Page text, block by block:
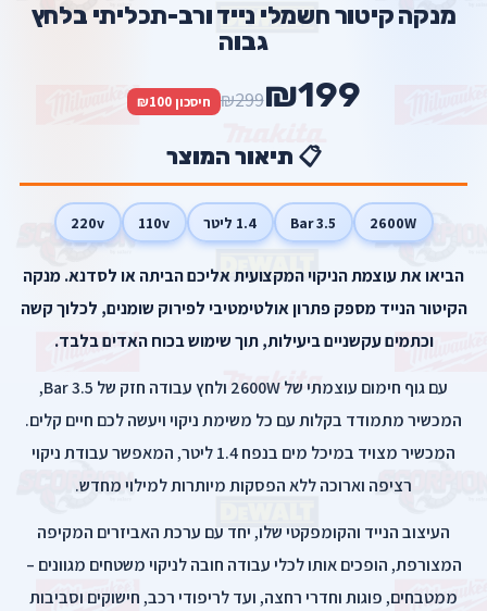
מנקה קיטור חשמלי נייד ורב-תכליתי בלחץ
גבוה
₪199
₪299 חיסכון ₪100
📋 תיאור המוצר
2600W
3.5 Bar 1.4 ליטר 110v
220v
הביאו את עוצמת הניקוי המקצועית אליכם הביתה או לסדנא. מנקה
הקיטור הנייד מספק פתרון אולטימטיבי לפירוק שומנים, לכלוך קשה
וכתמים עקשניים ביעילות, תוך שימוש בכוח האדים בלבד.
עם גוף חימום עוצמתי של 2600W ולחץ עבודה חזק של 3.5 Bar,
המכשיר מתמודד בקלות עם כל משימת ניקוי ויעשה לכם חיים קלים.
המכשיר מצויד במיכל מים בנפח 1.4 ליטר, המאפשר עבודת ניקוי
רציפה וארוכה ללא הפסקות מיותרות למילוי מחדש.
העיצוב הנייד והקומפקטי שלו, יחד עם ערכת האביזרים המקיפה
המצורפת, הופכים אותו לכלי עבודה חובה לניקוי משטחים מגוונים –
ממטבחים, פוגות וחדרי רחצה, ועד לריפודי רכב, חישוקים וסביבות